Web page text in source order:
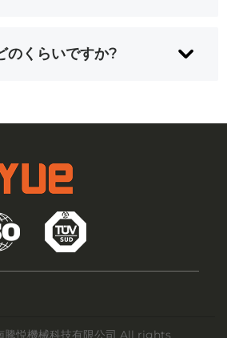
ペット吹き機は、脆弱な部品
のくらいですか?
悦機械科技有限公司 All rights